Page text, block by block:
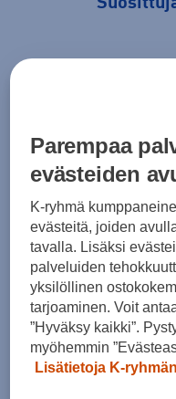
Mäser kokotaulukko
Naisten poolo Mäser
Koko
1/2 Rinnanympärys
1/2 Vyötärö, 25cm
1/2 Helman leveys
Hihan pituus (cm)
Parempaa
evästeiden
K-ryhmä
evästeitä, joiden
tavalla. Lisäksi
palveluiden
yksilöllinen
tarjoaminen. Voit
”Hyväksy kaikki”.
myöhemmin
Lisätietoja K-